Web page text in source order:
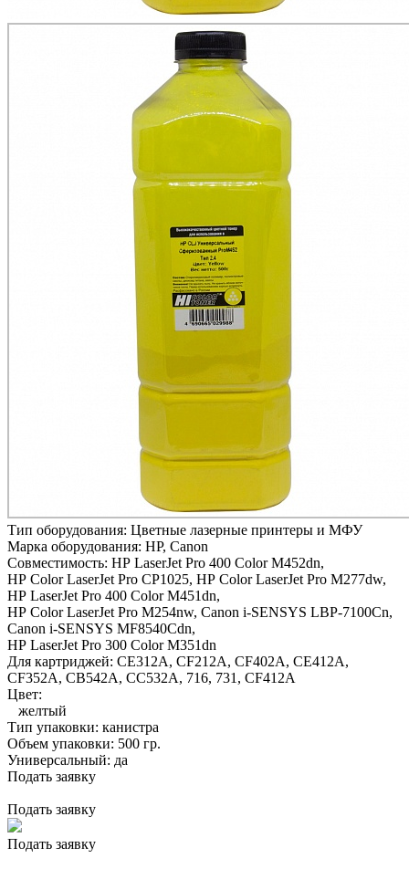
Тип оборудования: Цветные лазерные принтеры и МФУ
Марка оборудования: HP, Canon
Совместимость: HP LaserJet Pro 400 Color M452dn,
HP Color LaserJet Pro CP1025, HP Color LaserJet Pro M277dw,
HP LaserJet Pro 400 Color M451dn,
HP Color LaserJet Pro M254nw, Canon i-SENSYS LBP-7100Cn,
Canon i-SENSYS MF8540Cdn,
HP LaserJet Pro 300 Color M351dn
Для картриджей: CE312A, CF212A, CF402A, CE412A,
CF352A, CB542A, CC532A, 716, 731, CF412A
Цвет:
желтый
Тип упаковки: канистра
Объем упаковки: 500 гр.
Универсальный: да
Подать заявку
Подать заявку
Подать заявку